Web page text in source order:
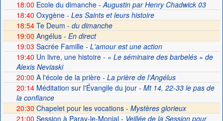
18:00 Ecole du dimanche- Augustin par Henry Chadwick 03
18:40 Oxygène- Les Saints et leurs histoire
18:54Te Deum - du dimanche
19:00 Angélus - En direct
19:03 Sacrée Famille- L'amour est une action
19:40 Un livre, une histoire- « Le séminaire des barbelés » de
Alexis Neviaski
20:00 A l'école de la prière- La prière de l'Angélus
20:14Méditation sur l'Évangile du jour- Mt 14, 22-33 le pas de
la confiance
20:30 Chapelet pour les vocations - Mystères glorieux
21:00 Session à Paray-le-Monial- Veillée de la Session pour